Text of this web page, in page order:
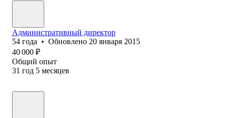
Административный директор
54 года • Обновлено 20 января 2015
40 000 ₽
Общий опыт
31 год 5 месяцев